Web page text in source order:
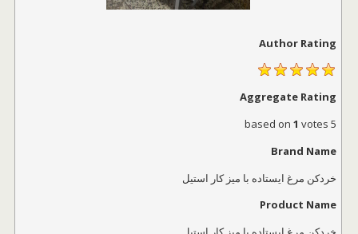
Author Rating
Aggregate Rating
5
1 votes
Brand Name
خردکن مرغ ایستاده با میز کار استیل
Product Name